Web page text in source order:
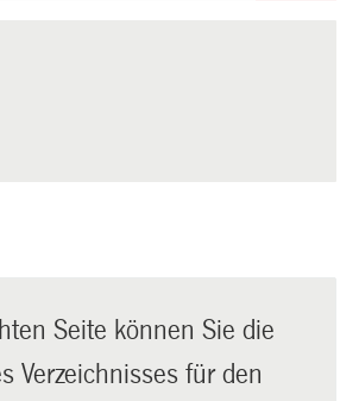
Seite können Sie die
Verzeichnisses für den